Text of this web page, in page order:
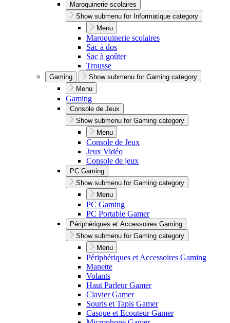
Maroquinerie scolaires
Show submenu for Informatique category
Menu
Maroquinerie scolaires
Sac à dos
Sac à goûter
Trousse
Gaming
Show submenu for Gaming category
Menu
Gaming
Console de Jeux
Show submenu for Gaming category
Menu
Console de Jeux
Jeux Vidéo
Console de jeux
PC Gaming
Show submenu for Gaming category
Menu
PC Gaming
PC Portable Gamer
Périphériques et Accessoires Gaming
Show submenu for Gaming category
Menu
Périphériques et Accessoires Gaming
Manette
Volants
Haut Parleur Gamer
Clavier Gamer
Souris et Tapis Gamer
Casque et Ecouteur Gamer